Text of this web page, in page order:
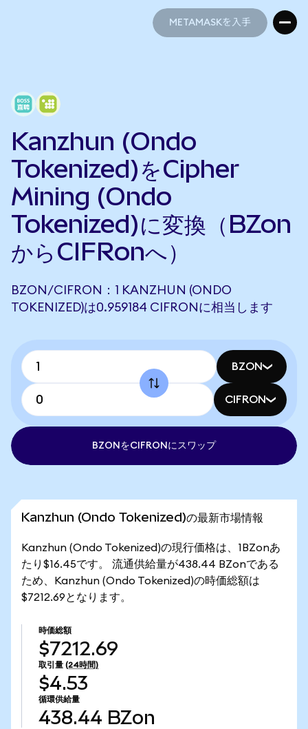
METAMASKを入手
Kanzhun (Ondo
Tokenized)をCipher
Mining (Ondo
Tokenized)に変換（BZon
からCIFRonへ）
BZON/CIFRON：1 KANZHUN (ONDO
TOKENIZED)は0.959184 CIFRONに相当します
BZON
CIFRON
BZONをCIFRONにスワップ
Kanzhun (Ondo Tokenized)の最新市場情報
Kanzhun (Ondo Tokenized)の現行価格は、1BZonあ
たり$16.45です。 流通供給量が438.44 BZonである
ため、Kanzhun (Ondo Tokenized)の時価総額は
$7212.69となります。
時価総額
$7212.69
取引量 (24時間)
$4.53
循環供給量
438.44 BZon